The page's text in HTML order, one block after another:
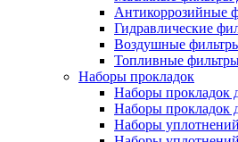
Антикоррозийные
Гидравлические
Воздушные
Топливные
Наборы прокладок
Наборы прокладок
Наборы прокладок
Наборы